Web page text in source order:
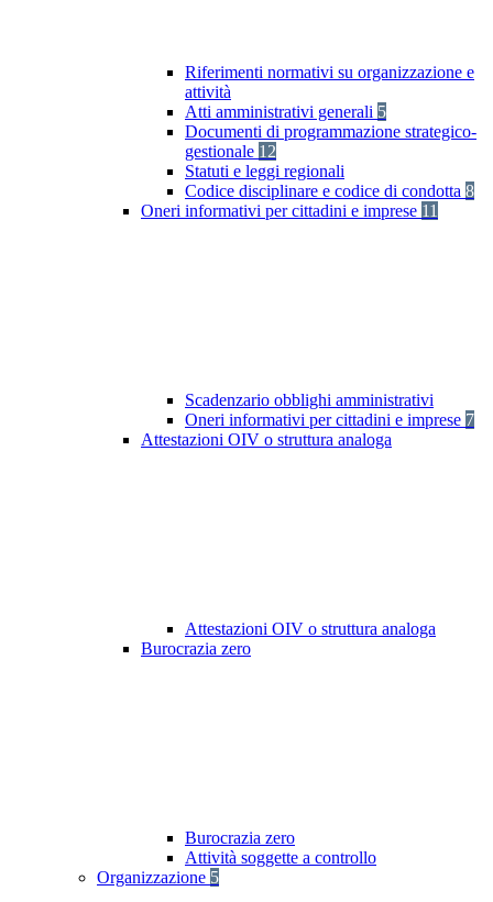
Riferimenti normativi su organizzazione e
attività
Atti amministrativi generali 5
Documenti di programmazione strategico-
gestionale 12
Statuti e leggi regionali
Codice disciplinare e codice di condotta 8
Oneri informativi per cittadini e imprese 11
Scadenzario obblighi amministrativi
Oneri informativi per cittadini e imprese 7
Attestazioni OIV o struttura analoga
Attestazioni OIV o struttura analoga
Burocrazia zero
Burocrazia zero
Attività soggette a controllo
Organizzazione 5